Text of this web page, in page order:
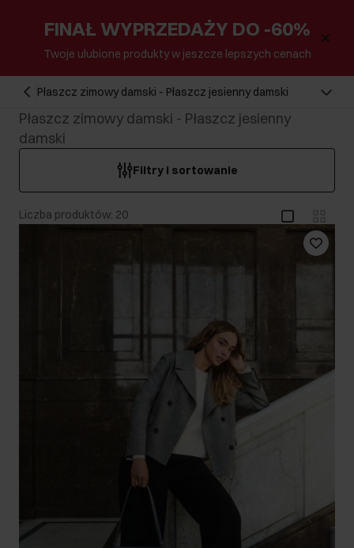
FINAŁ WYPRZEDAŻY DO -60%
Twoje ulubione produkty w jeszcze lepszych cenach
Płaszcz zimowy damski - Płaszcz jesienny damski
Płaszcz zimowy damski - Płaszcz jesienny
damski
Filtry i sortowanie
Liczba produktów: 20